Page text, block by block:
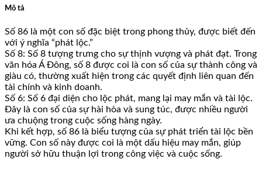
Mô tả
Số 86 là một con số đặc biệt trong phong thủy, được biết đến
với ý nghĩa “phát lộc.”
Số 8: Số 8 tượng trưng cho sự thịnh vượng và phát đạt. Trong
văn hóa Á Đông, số 8 được coi là con số của sự thành công và
giàu có, thường xuất hiện trong các quyết định liên quan đến
tài chính và kinh doanh.
Số 6: Số 6 đại diện cho lộc phát, mang lại may mắn và tài lộc.
Đây là con số của sự hài hòa và sung túc, được nhiều người
ưa chuộng trong cuộc sống hàng ngày.
Khi kết hợp, số 86 là biểu tượng của sự phát triển tài lộc bền
vững. Con số này được coi là một dấu hiệu may mắn, giúp
người sở hữu thuận lợi trong công việc và cuộc sống.